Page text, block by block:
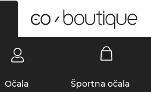
Očala Športna očala